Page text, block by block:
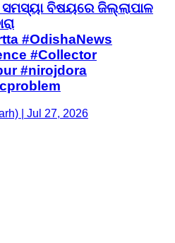
ବିଷୟରେ ଜିଲ୍ଲାପାଳ
#OdishaNews
#Collector
#nirojdora
| Jul 27, 2026